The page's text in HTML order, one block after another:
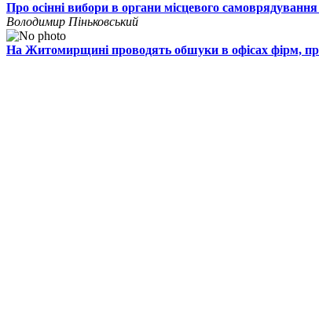
Про осінні вибори в органи місцевого
Володимир Піньковський
На Житомирщині проводять обшуки в офісах фірм,